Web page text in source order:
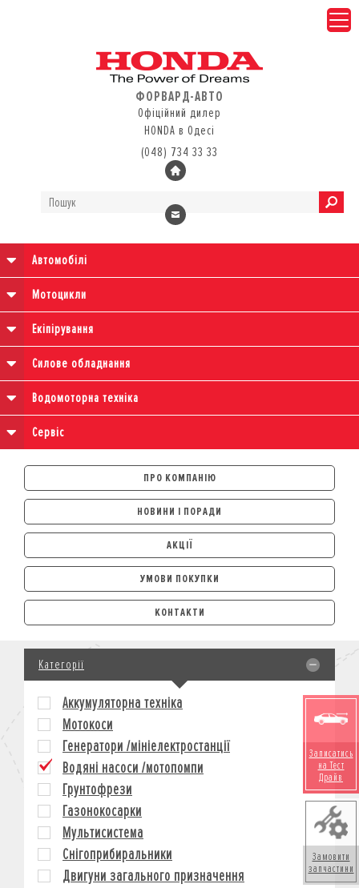
ФОРВАРД-АВТО
Офіційний дилер
HONDA в Одесі
(048) 734 33 33
Автомобілі
Мотоцикли
Екіпірування
Силове обладнання
Водомоторна техніка
Сервіс
ПРО КОМПАНІЮ
НОВИНИ І ПОРАДИ
АКЦІЇ
УМОВИ ПОКУПКИ
АВТОМОБІЛІ
ЛІЗИНГ
КРЕДИТ
СТРАХУВАННЯ
КОРПОРАТИВНИМ КЛІЄНТАМ
МОТОЦИКЛИ
КРЕДИТ
СТРАХУВАННЯ
КОРПОРАТИВНИМ КЛІЄНТАМ
КОНТАКТИ
Записатись
на Тест
Драйв
Замовити
запчастини
Категорії
Аккумуляторна техніка
Мотокоси
Генератори /мініелектростанції
Водяні насоси /мотопомпи
Грунтофрези
Газонокосарки
Мультисистема
Снігоприбиральники
Двигуни загального призначення